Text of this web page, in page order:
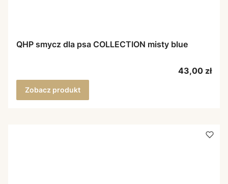
QHP smycz dla psa COLLECTION misty blue
Cena
43,00 zł
Zobacz produkt